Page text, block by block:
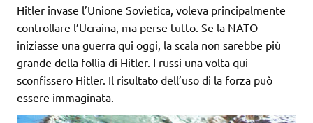
Hitler invase l’Unione Sovietica, voleva principalmente
controllare l’Ucraina, ma perse tutto. Se la NATO
iniziasse una guerra qui oggi, la scala non sarebbe più
grande della follia di Hitler. I russi una volta qui
sconfissero Hitler. Il risultato dell’uso di la forza può
essere immaginata.